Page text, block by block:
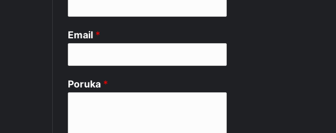
Email *
Poruka *